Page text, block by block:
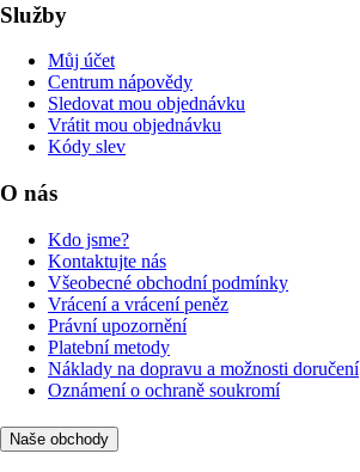
Služby
Můj účet
Centrum nápovědy
Sledovat mou objednávku
Vrátit mou objednávku
Kódy slev
O nás
Kdo jsme?
Kontaktujte nás
Všeobecné obchodní podmínky
Vrácení a vrácení peněz
Právní upozornění
Platební metody
Náklady na dopravu a možnosti doručení
Oznámení o ochraně soukromí
Naše obchody